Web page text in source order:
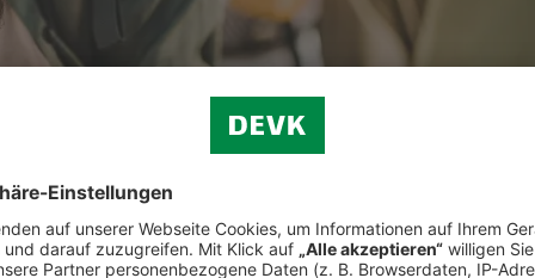
Vorsorge trägt die betriebliche Altersvorsorge zu einem